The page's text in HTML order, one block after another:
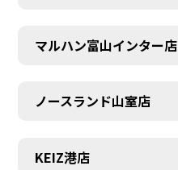
マルハン富山インター店
ノースランド山室店
KEIZ港店